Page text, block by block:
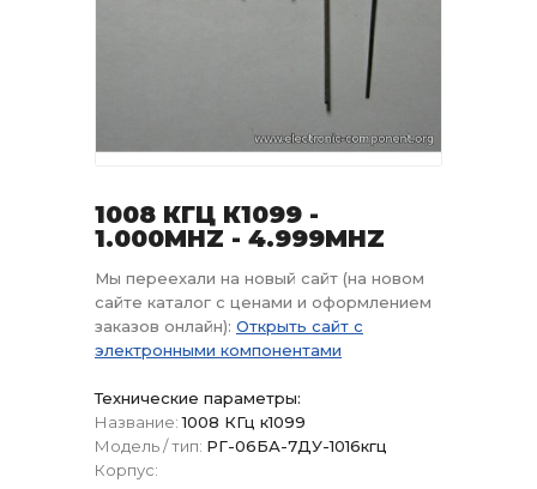
1008 КГЦ К1099 -
1.000MHZ - 4.999MHZ
Мы переехали на новый сайт (на новом
сайте каталог с ценами и оформлением
заказов онлайн): Открыть сайт с
электронными компонентами
Технические параметры:
Название: 1008 КГц к1099
Модель / тип: РГ-06БА-7ДУ-1016кгц
Корпус: